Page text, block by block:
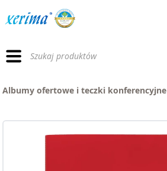
produktów
Albumy ofertowe i teczki konferencyjne